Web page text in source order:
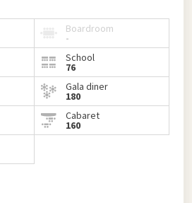
Boardroom
-
School
76
Gala diner
180
Cabaret
160